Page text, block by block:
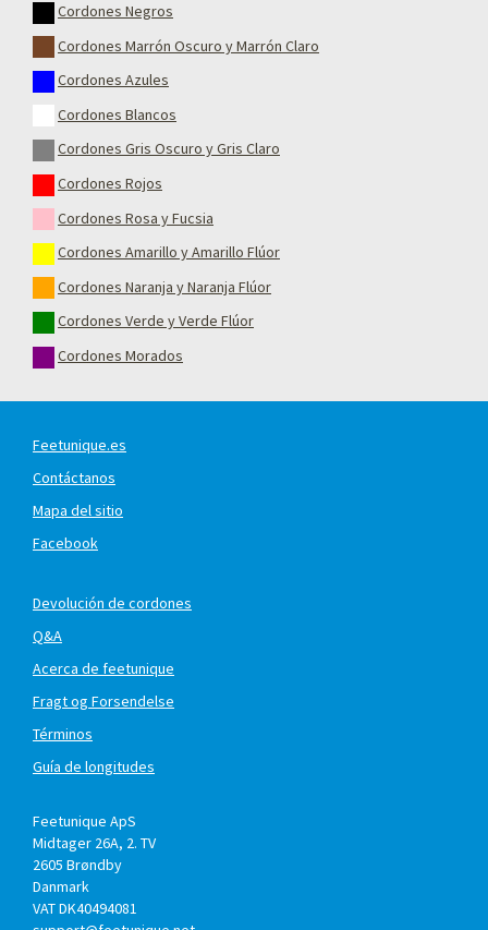
Cordones Negros
Cordones Marrón Oscuro y Marrón Claro
Cordones Azules
Cordones Blancos
Cordones Gris Oscuro y Gris Claro
Cordones Rojos
Cordones Rosa y Fucsia
Cordones Amarillo y Amarillo Flúor
Cordones Naranja y Naranja Flúor
Cordones Verde y Verde Flúor
Cordones Morados
Feetunique.es
Contáctanos
Mapa del sitio
Facebook
Devolución de cordones
Q&A
Acerca de feetunique
Fragt og Forsendelse
Términos
Guía de longitudes
Feetunique ApS
Midtager 26A, 2. TV
2605 Brøndby
Danmark
VAT DK40494081